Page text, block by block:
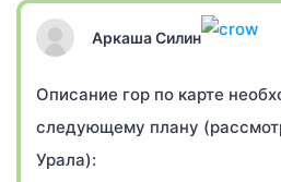
Аркаша Силин
Описание гор по карте
следующему плану
Урала):